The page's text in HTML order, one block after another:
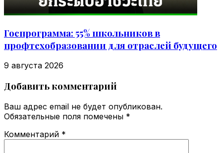
Госпрограмма: 55% школьников в
профтехобразовании для отраслей будущего
9 августа 2026
Добавить комментарий
Ваш адрес email не будет опубликован.
Обязательные поля помечены *
Комментарий *